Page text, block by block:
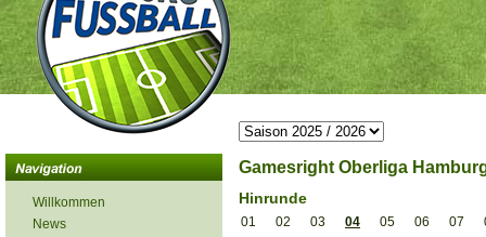
Willkommen
News
Gamesright Oberliga
Hinrunde
01 02 03 04 05 06 07